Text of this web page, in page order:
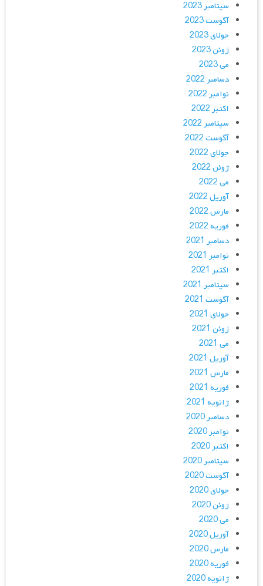
سپتامبر 2023
آگوست 2023
جولای 2023
ژوئن 2023
می 2023
دسامبر 2022
نوامبر 2022
اکتبر 2022
سپتامبر 2022
آگوست 2022
جولای 2022
ژوئن 2022
می 2022
آوریل 2022
مارس 2022
فوریه 2022
دسامبر 2021
نوامبر 2021
اکتبر 2021
سپتامبر 2021
آگوست 2021
جولای 2021
ژوئن 2021
می 2021
آوریل 2021
مارس 2021
فوریه 2021
ژانویه 2021
دسامبر 2020
نوامبر 2020
اکتبر 2020
سپتامبر 2020
آگوست 2020
جولای 2020
ژوئن 2020
می 2020
آوریل 2020
مارس 2020
فوریه 2020
ژانویه 2020